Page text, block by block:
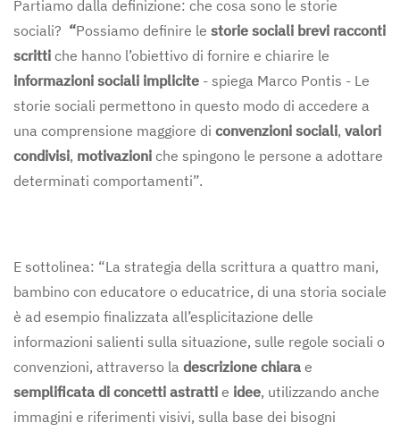
Partiamo dalla definizione: che cosa sono le storie
sociali? “Possiamo definire le storie sociali brevi racconti
scritti che hanno l’obiettivo di fornire e chiarire le
informazioni sociali implicite - spiega Marco Pontis - Le
storie sociali permettono in questo modo di accedere a
una comprensione maggiore di convenzioni sociali, valori
condivisi, motivazioni che spingono le persone a adottare
determinati comportamenti”.
E sottolinea: “La strategia della scrittura a quattro mani,
bambino con educatore o educatrice, di una storia sociale
è ad esempio finalizzata all’esplicitazione delle
informazioni salienti sulla situazione, sulle regole sociali o
convenzioni, attraverso la descrizione chiara e
semplificata di concetti astratti e idee, utilizzando anche
immagini e riferimenti visivi, sulla base dei bisogni